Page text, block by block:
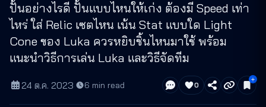
ปั้นอย่างไรดี ปั้นแบบไหนให้เก่ง ต้องมี Speed เท่า
ไหร่ ใส่ Relic เซตไหน เน้น Stat แบบใด Light
Cone ของ Luka ควรหยิบชิ้นไหนมาใช้ พร้อม
แนะนำวิธีการเล่น Luka และวิธีจัดทีม
24 ต.ค. 2023· 6 min read 0